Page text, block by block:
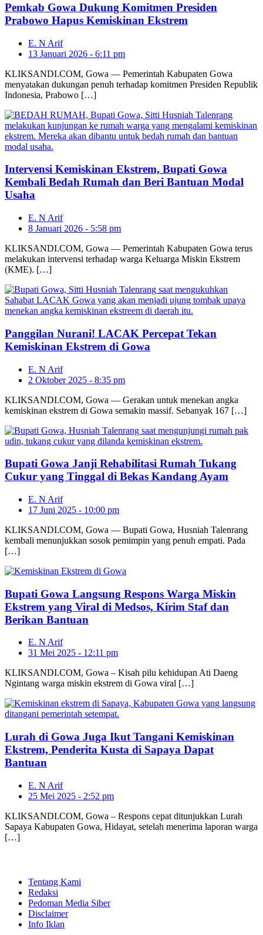
Pemkab Gowa Dukung Komitmen Presiden
Prabowo Hapus Kemiskinan Ekstrem
E. N Arif
13 Januari 2026 - 6:11 pm
KLIKSANDI.COM, Gowa — Pemerintah Kabupaten Gowa
menyatakan dukungan penuh terhadap komitmen Presiden Republik
Indonesia, Prabowo […]
Intervensi Kemiskinan Ekstrem, Bupati Gowa
Kembali Bedah Rumah dan Beri Bantuan Modal
Usaha
E. N Arif
8 Januari 2026 - 5:58 pm
KLIKSANDI.COM, Gowa — Pemerintah Kabupaten Gowa terus
melakukan intervensi terhadap warga Keluarga Miskin Ekstrem
(KME). […]
Panggilan Nurani! LACAK Percepat Tekan
Kemiskinan Ekstrem di Gowa
E. N Arif
2 Oktober 2025 - 8:35 pm
KLIKSANDI.COM, Gowa — Gerakan untuk menekan angka
kemiskinan ekstrem di Gowa semakin massif. Sebanyak 167 […]
Bupati Gowa Janji Rehabilitasi Rumah Tukang
Cukur yang Tinggal di Bekas Kandang Ayam
E. N Arif
17 Juni 2025 - 10:00 pm
KLIKSANDI.COM, Gowa — Bupati Gowa, Husniah Talenrang
kembali menunjukkan sosok pemimpin yang penuh empati. Pada
[…]
Bupati Gowa Langsung Respons Warga Miskin
Ekstrem yang Viral di Medsos, Kirim Staf dan
Berikan Bantuan
E. N Arif
31 Mei 2025 - 12:11 pm
KLIKSANDI.COM, Gowa – Kisah pilu kehidupan Ati Daeng
Ngintang warga miskin ekstrem di Gowa viral […]
Lurah di Gowa Juga Ikut Tangani Kemiskinan
Ekstrem, Penderita Kusta di Sapaya Dapat
Bantuan
E. N Arif
25 Mei 2025 - 2:52 pm
KLIKSANDI.COM, Gowa – Respons cepat ditunjukkan Lurah
Sapaya Kabupaten Gowa, Hidayat, setelah menerima laporan warga
[…]
Tentang Kami
Redaksi
Pedoman Media Siber
Disclaimer
Info Iklan